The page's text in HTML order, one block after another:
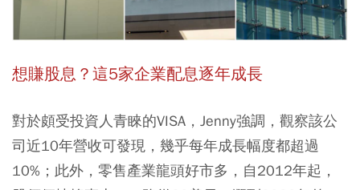
想賺股息？這5家企業配息逐年成長
對於頗受投資人青睞的VISA，Jenny強調，觀察該公
司近10年營收可發現，幾乎每年成長幅度都超過
10%；此外，零售產業龍頭好市多，自2012年起，